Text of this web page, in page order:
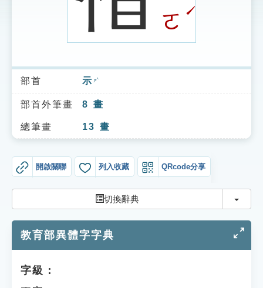
索引選單
知識索引
單字索引
貓頭鷹博士
ㄛ
ˊ
部首 示 ㄕˋ
部首外筆畫 8 畫
總筆畫 13 畫
開啟關聯 列入收藏 QRcode分享
切換辭典 切換
教育部異體字字典
字級：